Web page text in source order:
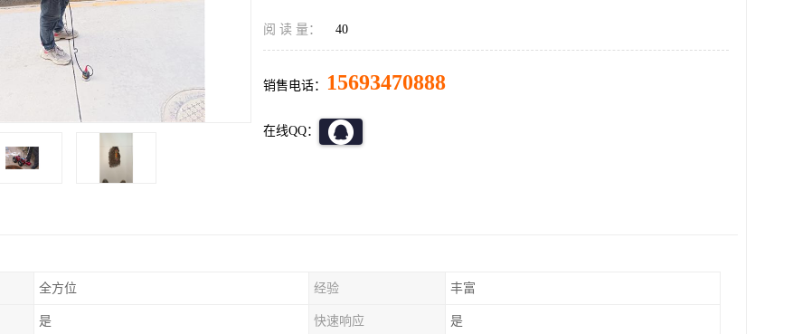
阅 读 量： 40
销售电话： 15693470888
在线QQ：
全方位 经验 丰富
是 快速响应 是